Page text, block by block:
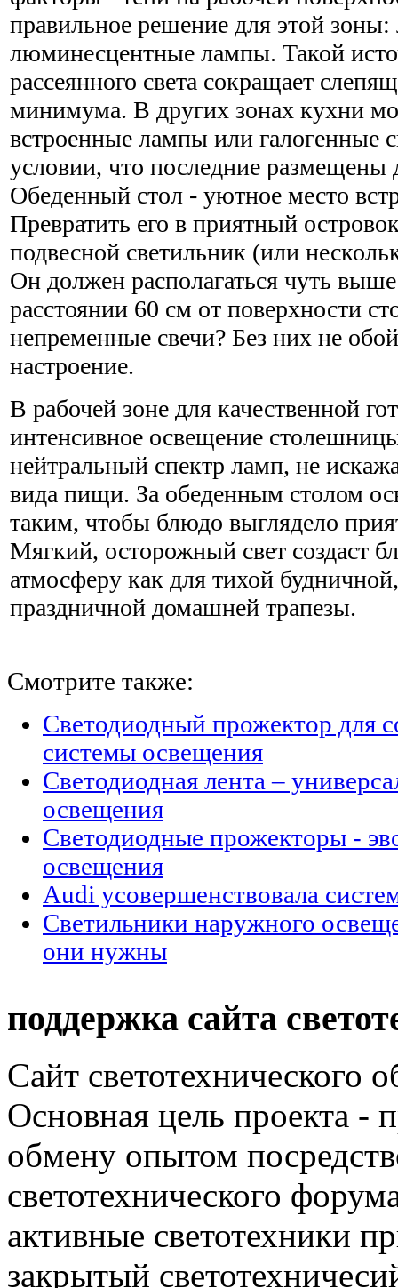
правильное решение для этой
люминесцентные лампы. Такой
рассеянного света сокращает
минимума. В других зонах кухни
встроенные лампы или галогенные
условии, что последние размещены
Обеденный стол - уютное место
Превратить его в приятный
подвесной светильник (или
Он должен располагаться чуть выше
расстоянии 60 см от поверхности
непременные свечи? Без них не
настроение.
В рабочей зоне для качественной
интенсивное освещение
нейтральный спектр ламп, не
вида пищи. За обеденным столом
таким, чтобы блюдо выглядело
Мягкий, осторожный свет создаст
атмосферу как для тихой
праздничной домашней трапезы.
Смотрите также:
Светодиодный прожектор для
системы освещения
Светодиодная лента –
освещения
Cветодиодные прожекторы -
освещения
Audi усовершенствовала
Светильники наружного
они нужны
поддержка сайта
Сайт светотехнического
Основная цель проекта -
обмену опытом
светотехнического
активные светотехники
закрытый